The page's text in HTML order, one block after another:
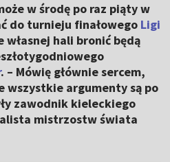
w środę po raz piąty w
do turnieju finałowego Ligi
własnej hali bronić będą
. – Mówię głównie sercem,
wszystkie argumenty są po
zawodnik kieleckiego
mistrzostw świata